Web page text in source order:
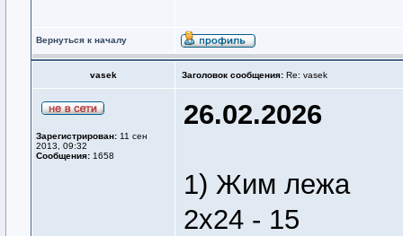
Вернуться к началу
vasek Заголовок сообщения: Re: vasek
Зарегистрирован: 11 сен
2013, 09:32
Сообщения: 1658
26.02.2026
1) Жим лежа
2х24 - 15